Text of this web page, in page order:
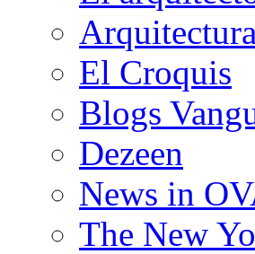
El Croquis
Blogs
Dezeen
News in
The New